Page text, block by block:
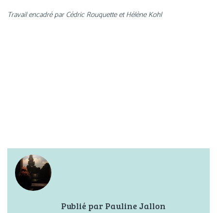
Travail enca­dré par Cédric Rouquette et Hélène Kohl
Partager :
Publié par Pauline Jallon